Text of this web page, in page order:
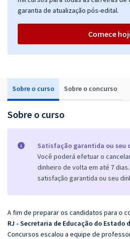
Sobre o curso Sobre o concurso
Sobre o curso
Satisfação garantida ou seu
Você poderá efetuar o
dinheiro de volta em até 7
satisfação garantida ou seu
A fim de preparar os candidatos para o
RJ - Secretaria de Educação do Estado
Concursos escalou a equipe de
garantia de atualização pós-edital.
Comece